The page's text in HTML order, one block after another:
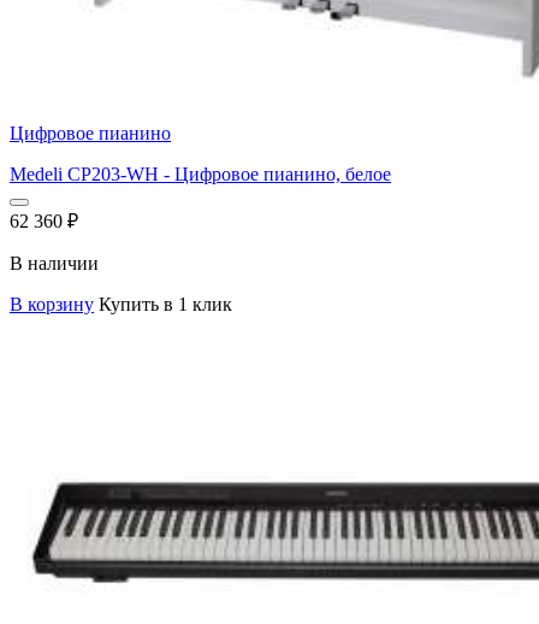
Цифровое пианино
Medeli CP203-WH - Цифровое пианино, белое
62 360 ₽
В наличии
В корзину Купить в 1 клик